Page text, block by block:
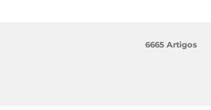
6665 Artigos